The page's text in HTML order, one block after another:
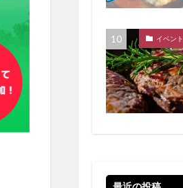
イベント